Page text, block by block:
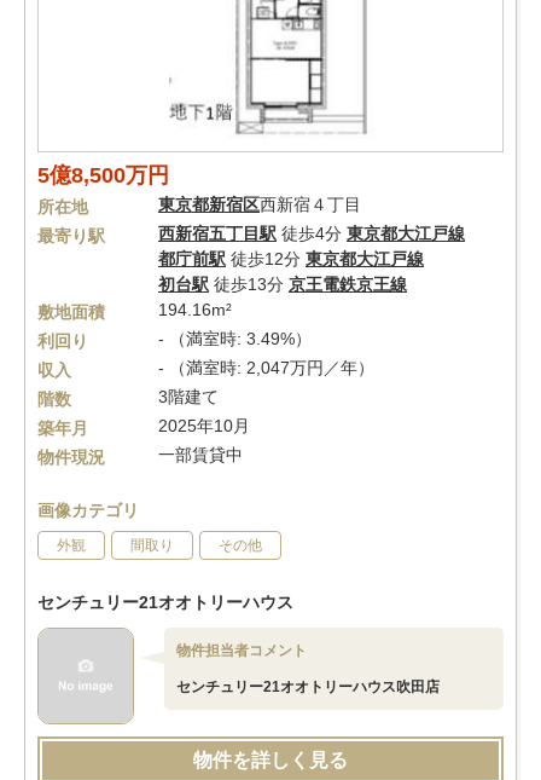
5億8,500万円
所在地 東京都新宿区西新宿４丁目
最寄り駅
西新宿五丁目駅 徒歩4分 東京都大江戸線
都庁前駅 徒歩12分 東京都大江戸線
初台駅 徒歩13分 京王電鉄京王線
敷地面積
194.16m²
利回り
- （満室時: 3.49%）
収入
- （満室時: 2,047万円／年）
階数
3階建て
築年月
2025年10月
物件現況
一部賃貸中
画像カテゴリ
外観 間取り その他
センチュリー21オオトリーハウス
物件担当者コメント
センチュリー21オオトリーハウス吹田店
物件を詳しく見る